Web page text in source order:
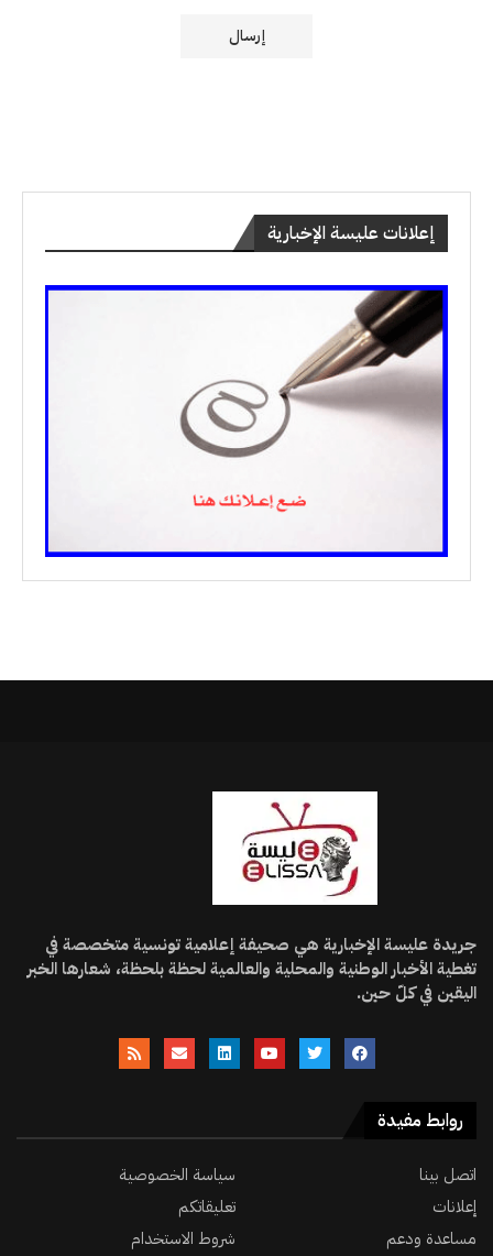
إعلانات عليسة الإخبارية
جريدة عليسة الإخبارية هي صحيفة إعلامية تونسية متخصصة في
تغطية الأخبار الوطنية والمحلية والعالمية لحظة بلحظة، شعارها الخبر
اليقين في كلّ حين.
روابط مفيدة
اتصل بينا
سياسة الخصوصية
إعلانات
تعليقاتكم
مساعدة ودعم
شروط الاستخدام